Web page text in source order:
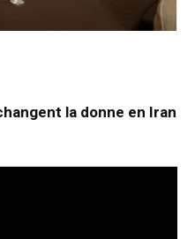
la donne en Iran